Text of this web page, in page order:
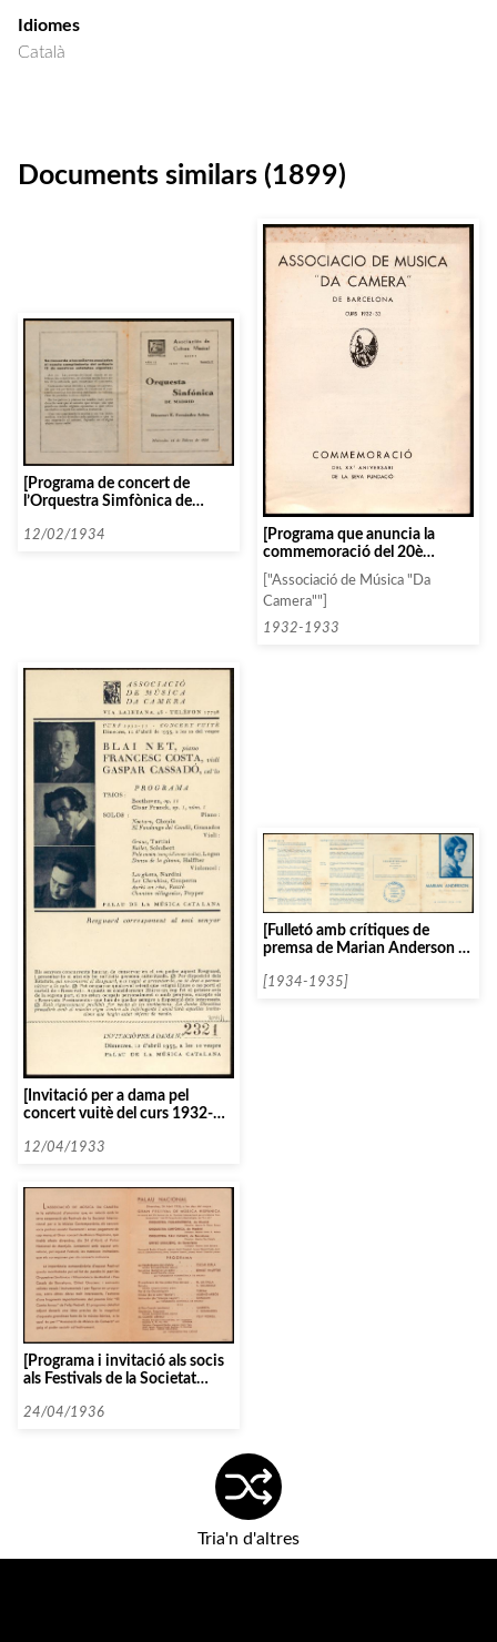
Idiomes
Català
Documents similars (1899)
[Programa de concert de
l’Orquestra Simfònica de
l’Associació de Cultura Musical
12/02/1934
[Programa que anuncia la
commemoració del 20è
aniversari de l’Associació]
["Associació de Música "Da
Camera""]
1932-1933
[Invitació per a dama pel
concert vuitè del curs 1932-
12/04/1933
[Fulletó amb crítiques de
premsa de Marian Anderson a
[1934-1935]
[Programa i invitació als socis
als Festivals de la Societat
Contemporània]
24/04/1936
Tria'n d'altres